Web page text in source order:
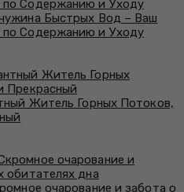
Быстрых Вод – Ваш
по Содержанию и Уходу
Житель Горных Потоков,
очарование и забота о